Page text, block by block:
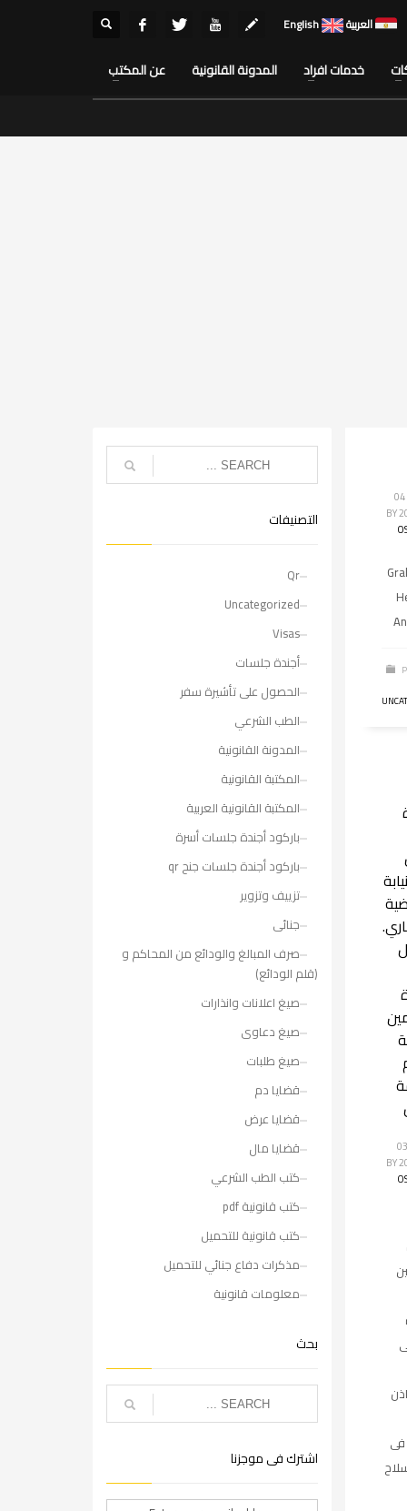
العربية English
خدمات افراد المدونة القانونية عن المكتب
الخميس, 04
BY
↑
الأربعاء, 03
BY
فى
التصنيفات
Qr
Uncategorized
Visas
أجندة جلسات
الحصول على تأشيرة سفر
الطب الشرعي
المدونة القانونية
المكتبة القانونية
المكتبة القانونية العربية
باركود أجندة جلسات أسرة
باركود أجندة جلسات جنح qr
تزييف وتزوير
جنائى
صرف المبالغ والودائع من المحاكم و
(قلم الودائع)
صيغ اعلانات وانذارات
صيغ دعاوى
صيغ طلبات
قضايا دم
قضايا عرض
قضايا مال
كتب الطب الشرعي
كتب قانونية pdf
كتب قانونية للتحميل
مذكرات دفاع جنائي للتحميل
معلومات قانونية
بحث
اشترك فى موجزنا